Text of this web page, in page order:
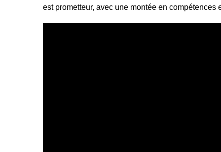
est prometteur, avec une montée en